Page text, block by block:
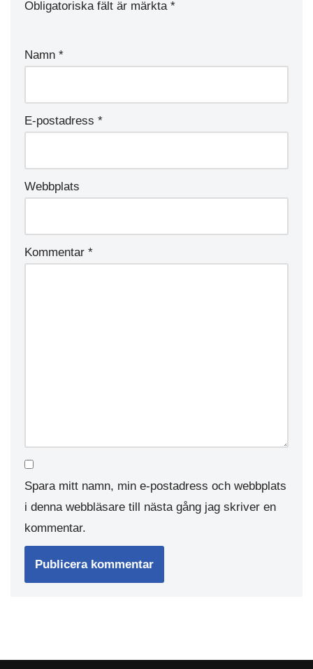
Obligatoriska fält är märkta *
Namn *
E-postadress *
Webbplats
Kommentar *
Spara mitt namn, min e-postadress och webbplats
i denna webbläsare till nästa gång jag skriver en
kommentar.